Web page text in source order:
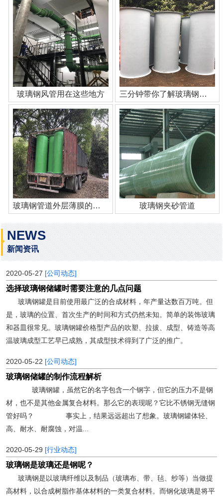
玻璃钢风管用在这些地方 三分钟带你了解玻璃钢管道
玻璃钢管道外层薄膜的作用 玻璃钢夹砂管道
NEWS
新闻资讯
2020-05-27 [公司动态]
选择玻璃钢储罐时需要注意的几点问题
玻璃钢罐是目前使用最广泛的合成材料，年产量达数百万吨。但
是，玻璃的位置、首次生产的时间和方式仍然未知。简单的装饰玻璃
和器皿很常见。玻璃钢罐价格型产品的吹塑、拉拔、成型、铸造等高
温玻璃成型工艺早已成熟，其成型技术得到了广泛的推广。
2020-05-22 [公司动态]
玻璃钢储罐的制作流程解析
玻璃钢罐，虽然它的名字包含一个钢字，但它的压力不是钢
材，也不是其他金属复合材料。那么它的表现呢？它比不锈钢无缝钢
管好吗？ 事实上，结果远远超出了想象。玻璃钢罐体轻、
高、耐水、耐腐蚀，对温...
2020-05-29 [行业动态]
玻璃钢是玻璃还是钢呢？
玻璃钢是以玻璃纤维以及制品（玻璃布、带、毡、纱等）当做提
高材料，以合成树脂作基体材料的一类复合材料。而钢化玻璃是将平